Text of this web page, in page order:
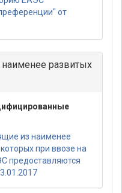
от
развитых
из наименее
при ввозе на
предоставляются